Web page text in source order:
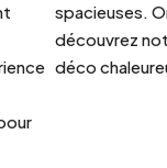
spacieuses.
découvrez
déco